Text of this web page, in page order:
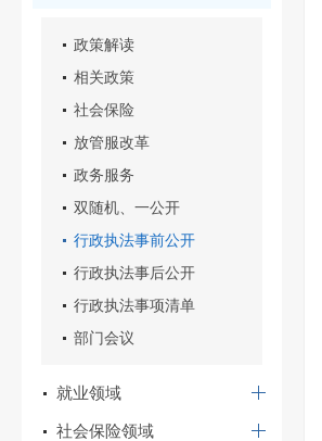
政策解读
相关政策
社会保险
放管服改革
政务服务
双随机、一公开
行政执法事前公开
行政执法事后公开
行政执法事项清单
部门会议
就业领域
社会保险领域